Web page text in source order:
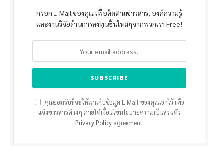
กรอก E-Mail ของคุณ เพื่อติดตามข่าวสาร, องค์ความรู้
และงานวิจัยด้านการลงทุนชิ้นใหม่ๆจากพวกเรา Free!
คุณยอมรับที่จะให้เราเก็บข้อมูล E-Mail ของคุณเอาไว้ เพื่อ
แจ้งข่าวสารต่างๆ ภายใต้เงื่อนไขนโยบายความเป็นส่วนตัว
Privacy Policyagreement.